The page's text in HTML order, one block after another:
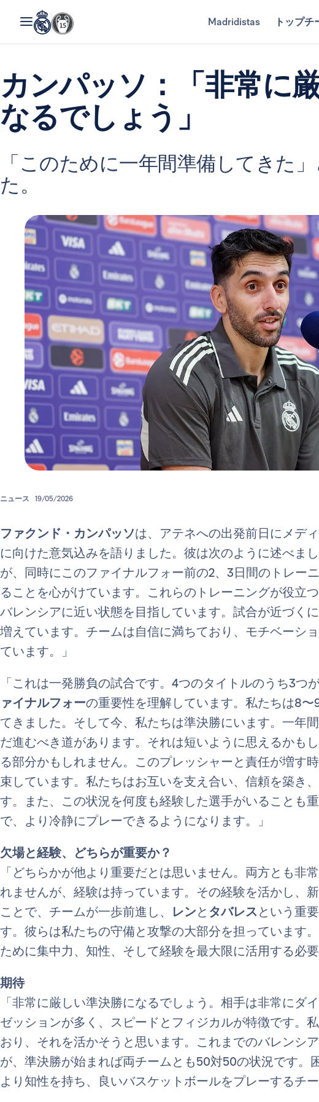
Madridistas トップチ
カンパッソ：「非常に
なるでしょう」
「このために一年間準備してきた
た。
ニュース 19/05/2026
ファクンド・カンパッソは、アテネへの出発前日にメディ
に向けた意気込みを語りました。彼は次のように述べま
が、同時にこのファイナルフォー前の2、3日間のトレー
ることを心がけています。これらのトレーニングが役立
バレンシアに近い状態を目指しています。試合が近づく
増えています。チームは自信に満ちており、モチベーシ
ています。」
「これは一発勝負の試合です。4つのタイトルのうち3つ
ァイナルフォーの重要性を理解しています。私たちは8
てきました。そして今、私たちは準決勝にいます。一年
だ進むべき道があります。それは短いように思えるかも
る部分かもしれません。このプレッシャーと責任が増す
束しています。私たちはお互いを支え合い、信頼を築き
す。また、この状況を何度も経験した選手がいることも
で、より冷静にプレーできるようになります。」
欠場と経験、どちらが重要か？
「どちらかが他より重要だとは思いません。両方とも非
れませんが、経験は持っています。その経験を活かし、
ことで、チームが一歩前進し、
レンと タバレスという重
す。彼らは私たちの守備と攻撃の大部分を担っています
ために集中力、知性、そして経験を最大限に活用する必要
期待
「非常に厳しい準決勝になるでしょう。相手は非常にダ
ゼッションが多く、スピードとフィジカルが特徴です。
おり、それを活かそうと思います。これまでのバレンシ
が、準決勝が始まれば両チームとも50対50の状況です。
より知性を持ち、良いバスケットボールをプレーするチ